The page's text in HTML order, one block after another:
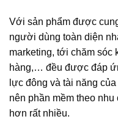
Với sản phẩm được
người dùng toàn diện
marketing, tới chăm sóc
hàng,… đều được đáp
lực đông và tài năng
nên phần mềm theo
hơn rất nhiều.